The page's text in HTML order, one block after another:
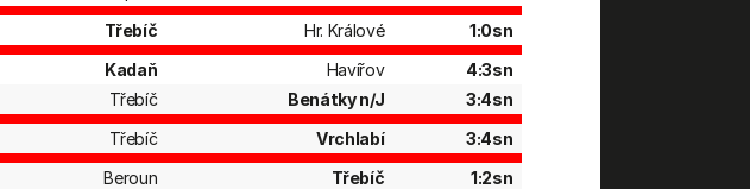
Třebíč Hr. Králové
1:0sn
Kadaň Havířov
4:3sn
Třebíč Benátky n/J
3:4sn
Třebíč Vrchlabí
3:4sn
Beroun Třebíč
1:2sn